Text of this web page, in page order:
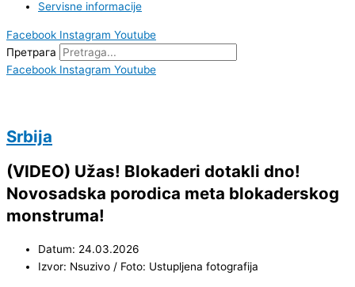
Servisne informacije
Facebook Instagram Youtube
Претрага
Facebook Instagram Youtube
Srbija
(VIDEO) Užas! Blokaderi dotakli dno!
Novosadska porodica meta blokaderskog
monstruma!
Datum: 24.03.2026
Izvor: Nsuzivo / Foto: Ustupljena fotografija